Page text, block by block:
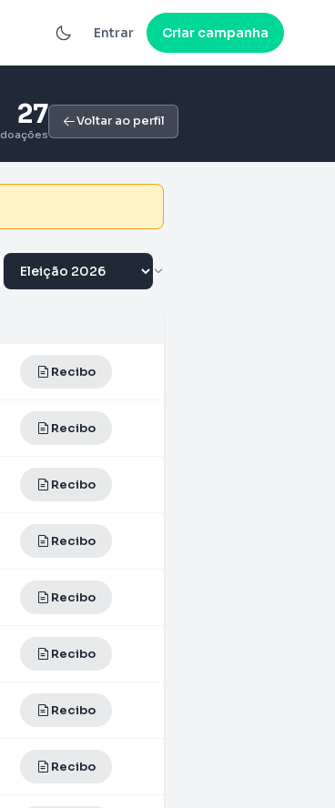
Entrar Criar campanha
27
doações
Voltar ao perfil
Recibo
Recibo
Recibo
Recibo
Recibo
Recibo
Recibo
Recibo